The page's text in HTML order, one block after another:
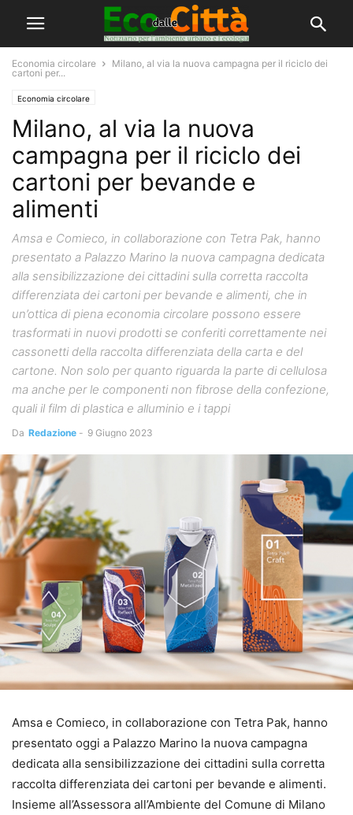
Economia circolare
Milano, al via la nuova campagna per il riciclo dei
cartoni per...
Economia circolare
Milano, al via la nuova
campagna per il riciclo dei
cartoni per bevande e
alimenti
Amsa e Comieco, in collaborazione con Tetra Pak, hanno
presentato a Palazzo Marino la nuova campagna dedicata
alla sensibilizzazione dei cittadini sulla corretta raccolta
differenziata dei cartoni per bevande e alimenti, che in
un’ottica di piena economia circolare possono essere
trasformati in nuovi prodotti se conferiti correttamente nei
cassonetti della raccolta differenziata della carta e del
cartone. Non solo per quanto riguarda la parte di cellulosa
ma anche per le componenti non fibrose della confezione,
quali il film di plastica e alluminio e i tappi
Da Redazione - 9 Giugno 2023
Amsa e Comieco, in collaborazione con Tetra Pak, hanno
presentato oggi a Palazzo Marino la nuova campagna
dedicata alla sensibilizzazione dei cittadini sulla corretta
raccolta differenziata dei cartoni per bevande e alimenti.
Insieme all’Assessora all’Ambiente del Comune di Milano